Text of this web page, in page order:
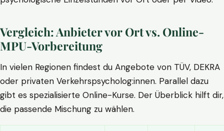
Vergleich: Anbieter vor Ort vs. Online-
MPU-Vorbereitung
In vielen Regionen findest du Angebote von TÜV, DEKRA
oder privaten Verkehrspsycholog:innen. Parallel dazu
gibt es spezialisierte Online-Kurse. Der Überblick hilft dir,
die passende Mischung zu wählen.